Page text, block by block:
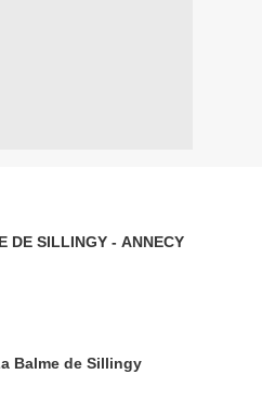
DE SILLINGY - ANNECY
Balme de Sillingy